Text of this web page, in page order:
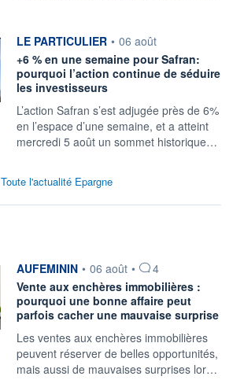
information fournie par
LE PARTICULIER • 06 août
+6 % en une semaine pour Safran:
pourquoi l’action continue de séduire
les investisseurs
L’action Safran s’est adjugée près de 6%
en l’espace d’une semaine, et a atteint
mercredi 5 août un sommet historique…
Toute l'actualité Epargne
information fournie par
AUFEMININ • 06 août •
4
Vente aux enchères immobilières :
pourquoi une bonne affaire peut
parfois cacher une mauvaise surprise
Les ventes aux enchères immobilières
peuvent réserver de belles opportunités,
mais aussi de mauvaises surprises lor…